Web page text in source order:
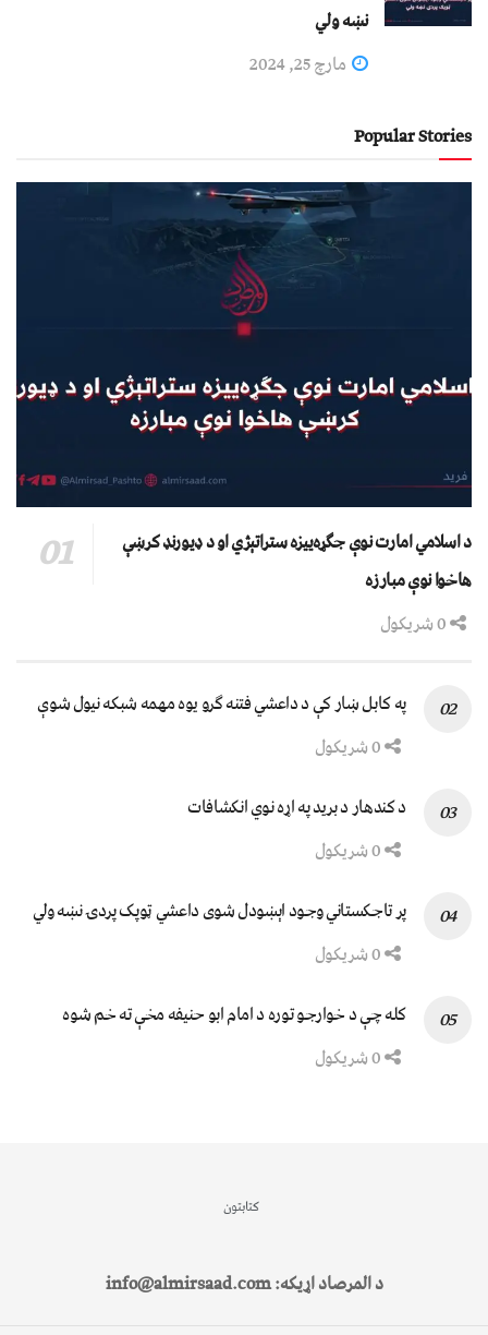
نښه ولي
مارچ 25, 2024
Popular Stories
د اسلامي امارت نوې جګړه‌ییزه ستراتېژي او د ډیورنډ کرښې
هاخوا نوې مبارزه
په کابل ښار کې د داعشي فتنه ګرو يوه مهمه شبکه نيول شوې
د کندهار د برید په اړه نوي انکشافات
پر تاجکستاني وجود اېښودل شوی داعشي ټوپک پردۍ نښه ولي
کله چې د خوارجو توره د امام ابو حنیفه مخې ته خم شوه
کتابتون
د المرصاد اړیکه: info@almirsaad.com